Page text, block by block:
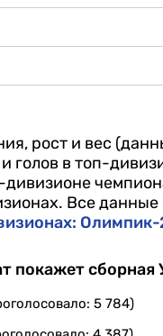
рост и вес
голов в топ-
дивизионе
Все
Олимпик-
покажет
5 784)